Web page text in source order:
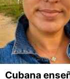
Cubana